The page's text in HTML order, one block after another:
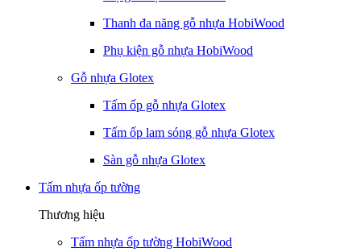
Thanh đa năng gỗ nhựa HobiWood
Phụ kiện gỗ nhựa HobiWood
Gỗ nhựa Glotex
Tấm ốp gỗ nhựa Glotex
Tấm ốp lam sóng gỗ nhựa Glotex
Sàn gỗ nhựa Glotex
Tấm nhựa ốp tường
Thương hiệu
Tấm nhựa ốp tường HobiWood